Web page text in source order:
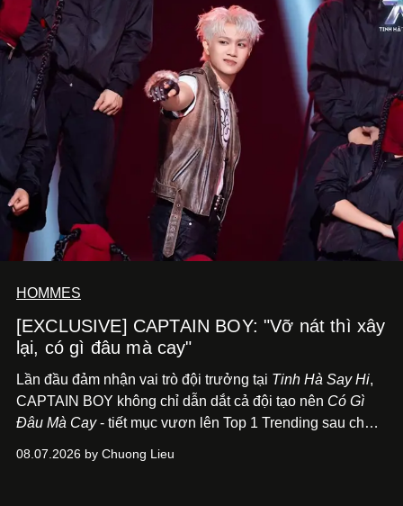
HOMMES
[EXCLUSIVE] CAPTAIN BOY: "Vỡ nát thì xây
lại, có gì đâu mà cay"
Lần đầu đảm nhận vai trò đội trưởng tại Tinh Hà Say Hi,
CAPTAIN BOY không chỉ dẫn dắt cả đội tạo nên Có Gì
Đâu Mà Cay- tiết mục vươn lên Top 1 Trending sau chưa
để lắng nghe, kết nối và tin tưởng đồng đội. Với nam
08.07.2026 by Chuong Lieu